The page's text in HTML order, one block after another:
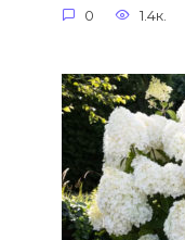
0 1.4к.